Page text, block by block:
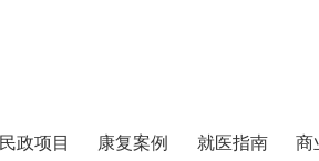
民政项目 康复案例 就医指南 商